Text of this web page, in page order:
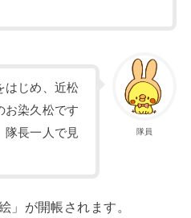
隊員
はじめ、近松
お染久松です
隊長一人で見
」が開帳されます。